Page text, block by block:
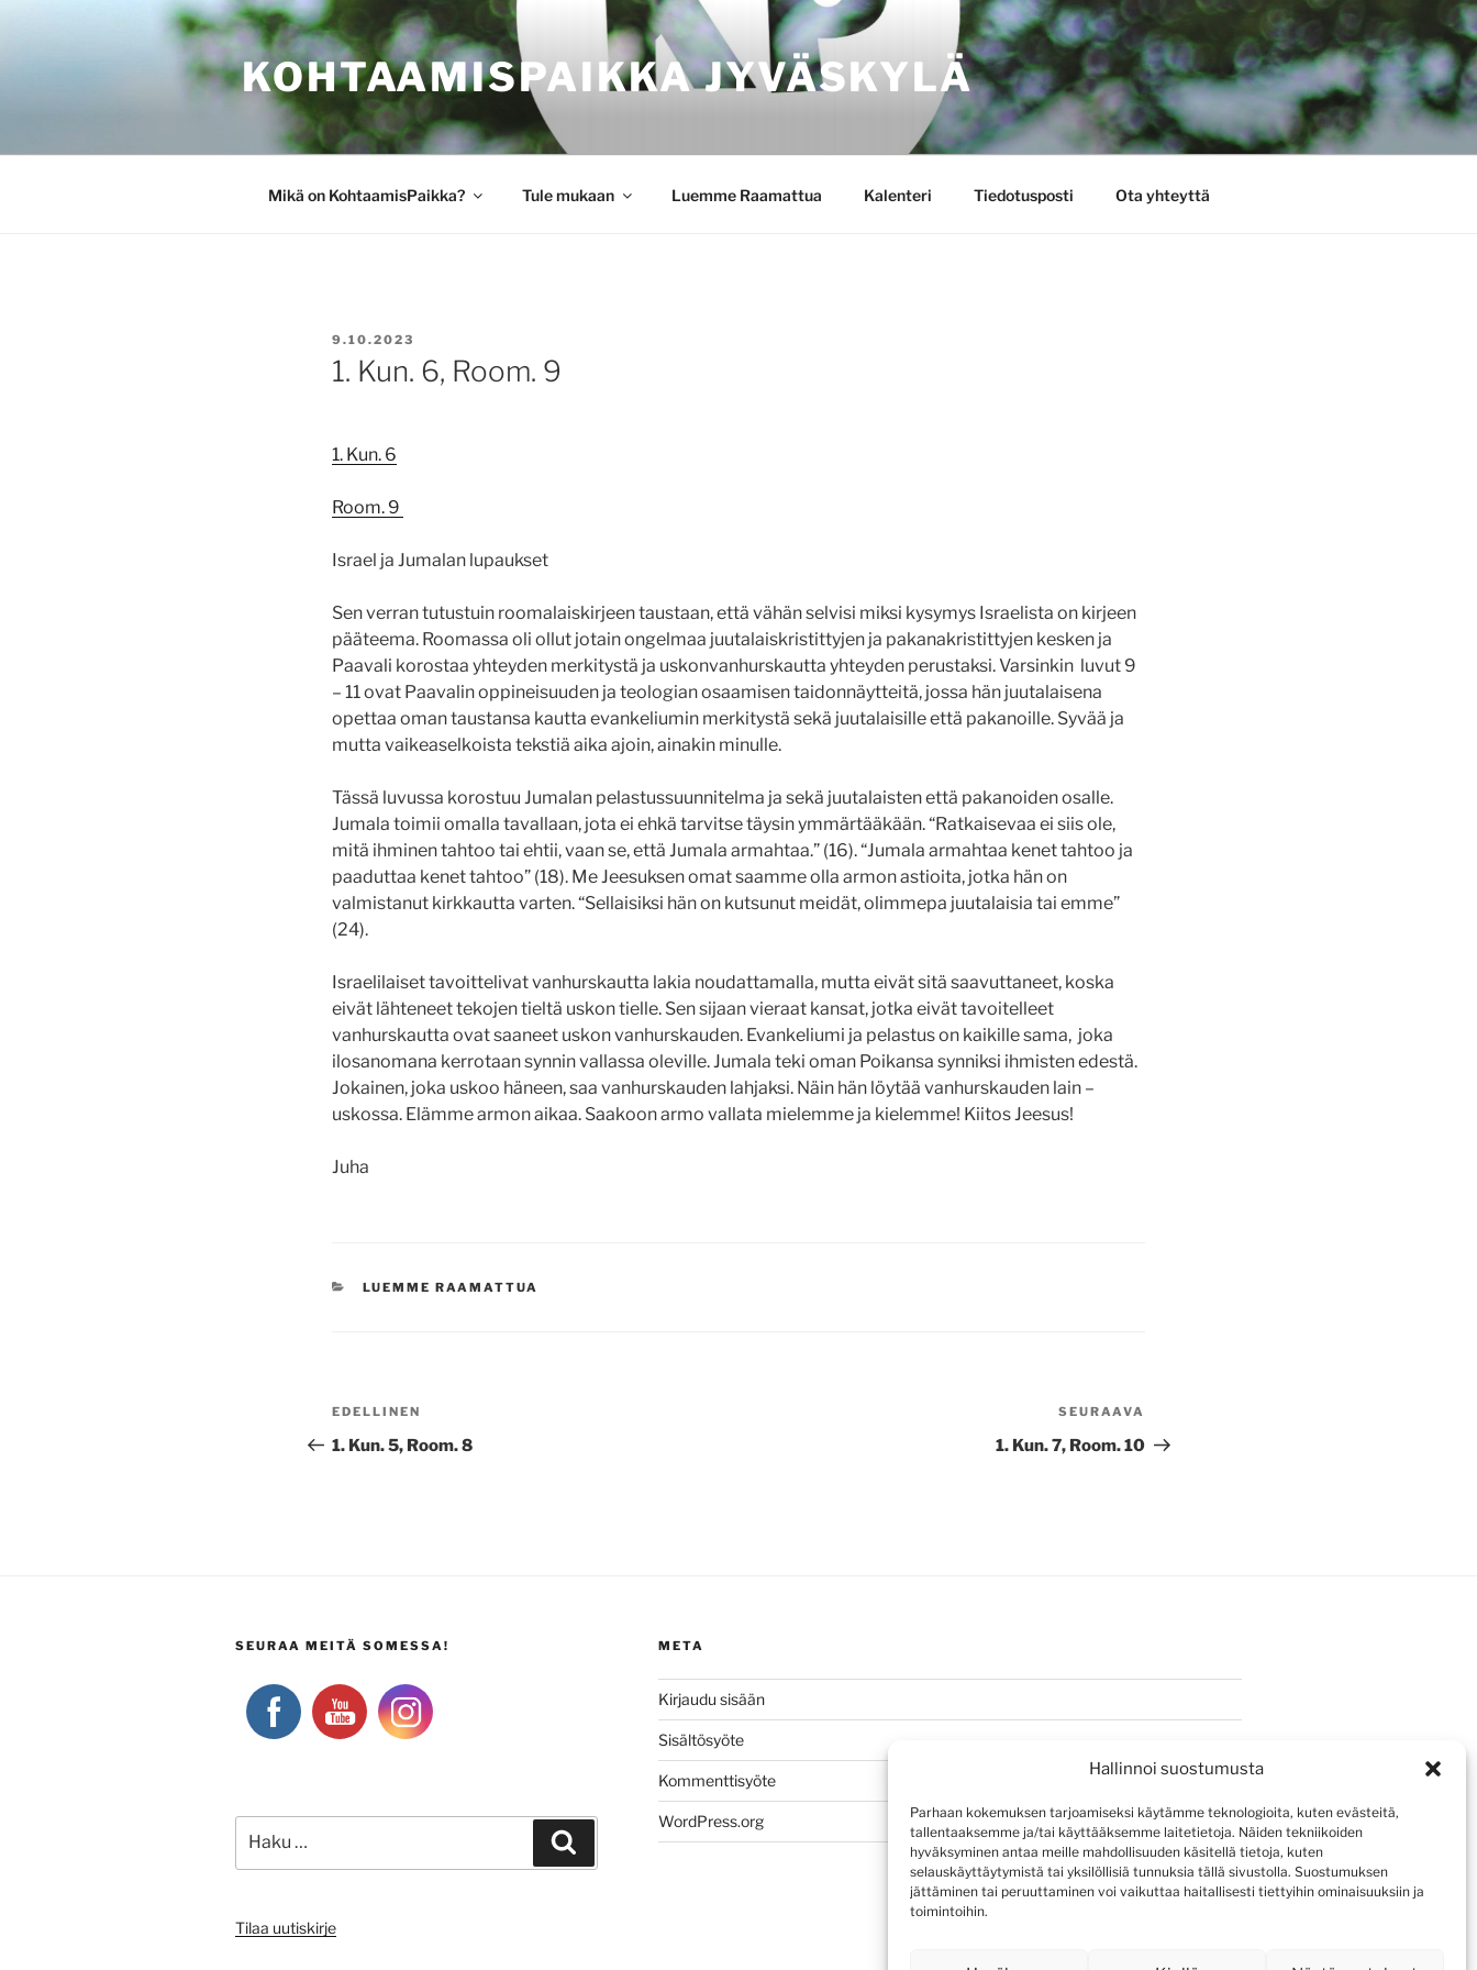
Hallinnoi suostumusta
Parhaan kokemuksen tarjoamiseksi käytämme teknologioita, kuten evästeitä,
tallentaaksemme ja/tai käyttääksemme laitetietoja. Näiden tekniikoiden
hyväksyminen antaa meille mahdollisuuden käsitellä tietoja, kuten
selauskäyttäytymistä tai yksilöllisiä tunnuksia tällä sivustolla. Suostumuksen
jättäminen tai peruuttaminen voi vaikuttaa haitallisesti tiettyihin ominaisuuksiin ja
toimintoihin.
KOHTAAMISPAIKKA JYVÄSKYLÄ
Mikä on KohtaamisPaikka? Tule mukaan Luemme Raamattua Kalenteri Tiedotusposti Ota yhteyttä
JULKAISTU
9.10.2023
1. Kun. 6, Room. 9
1. Kun. 6
Room. 9
Israel ja Jumalan lupaukset
Sen verran tutustuin roomalaiskirjeen taustaan, että vähän selvisi miksi kysymys Israelista on kirjeen
pääteema. Roomassa oli ollut jotain ongelmaa juutalaiskristittyjen ja pakanakristittyjen kesken ja
Paavali korostaa yhteyden merkitystä ja uskonvanhurskautta yhteyden perustaksi. Varsinkin luvut 9
– 11 ovat Paavalin oppineisuuden ja teologian osaamisen taidonnäytteitä, jossa hän juutalaisena
opettaa oman taustansa kautta evankeliumin merkitystä sekä juutalaisille että pakanoille. Syvää ja
mutta vaikeaselkoista tekstiä aika ajoin, ainakin minulle.
Tässä luvussa korostuu Jumalan pelastussuunnitelma ja sekä juutalaisten että pakanoiden osalle.
Jumala toimii omalla tavallaan, jota ei ehkä tarvitse täysin ymmärtääkään. “Ratkaisevaa ei siis ole,
mitä ihminen tahtoo tai ehtii, vaan se, että Jumala armahtaa.” (16). “Jumala armahtaa kenet tahtoo ja
paaduttaa kenet tahtoo” (18). Me Jeesuksen omat saamme olla armon astioita, jotka hän on
valmistanut kirkkautta varten. “Sellaisiksi hän on kutsunut meidät, olimmepa juutalaisia tai emme”
(24).
Israelilaiset tavoittelivat vanhurskautta lakia noudattamalla, mutta eivät sitä saavuttaneet, koska
eivät lähteneet tekojen tieltä uskon tielle. Sen sijaan vieraat kansat, jotka eivät tavoitelleet
vanhurskautta ovat saaneet uskon vanhurskauden. Evankeliumi ja pelastus on kaikille sama, joka
ilosanomana kerrotaan synnin vallassa oleville. Jumala teki oman Poikansa synniksi ihmisten edestä.
Jokainen, joka uskoo häneen, saa vanhurskauden lahjaksi. Näin hän löytää vanhurskauden lain –
uskossa. Elämme armon aikaa. Saakoon armo vallata mielemme ja kielemme! Kiitos Jeesus!
Juha
KATEGORIAT
LUEMME RAAMATTUA
Artikkelien
selaus
Edellinen
artikkeli
EDELLINEN
1. Kun. 5, Room. 8
artikkeli
SEURAAVA
1. Kun. 7, Room. 10
SEURAA MEITÄ SOMESSA!
Tilaa uutiskirje
META
Kirjaudu sisään
Sisältösyöte
Kommenttisyöte
WordPress.org